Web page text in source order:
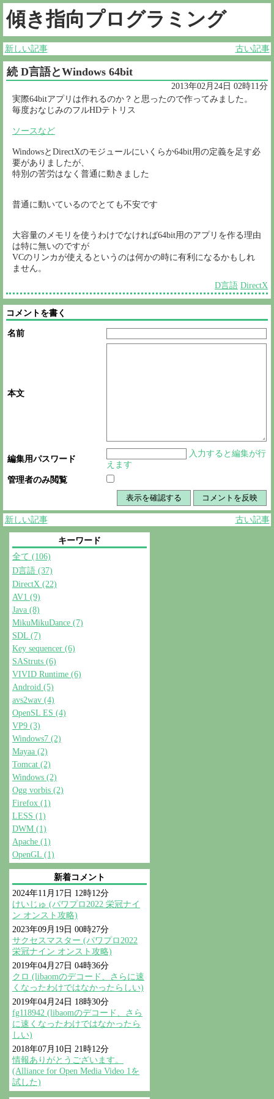
傾き指向プログラミング
新しい記事 古い記事
続 D言語とWindows 64bit
2013年02月24日 02時11分
実際64bitアプリは作れるのか？と思ったので作ってみました。
毎度おなじみのフルHDテトリス
ソースなど
WindowsとDirectXのモジュールにいくらか64bit用の定義を足す必
要がありましたが、
特別の苦労はなく普通に動きました
普通に動いているのでとても不安です
大容量のメモリを使うわけでなければ64bit用のアプリを作る理由
は特に無いのですが
VCのリンカが使えるというのは何かの時に有利になるかもしれ
ません。
D言語 DirectX
コメントを書く
名前
本文
編集用パスワード
入力すると編集が行
えます
管理者のみ閲覧
新しい記事 古い記事
キーワード
全て (106)
D言語 (37)
DirectX (22)
AV1 (9)
Java (8)
MikuMikuDance (7)
SDL (7)
Key sequencer (6)
SAStruts (6)
VIVID Runtime (6)
Android (5)
avs2wav (4)
OpenSL ES (4)
VP9 (3)
Windows7 (2)
Mayaa (2)
Tomcat (2)
Windows (2)
Ogg vorbis (2)
Firefox (1)
LESS (1)
DWM (1)
Apache (1)
OpenGL (1)
新着コメント
2024年11月17日 12時12分
けいじゅ (パワプロ2022 栄冠ナイ
ン オンスト攻略)
2023年09月19日 00時27分
サクセスマスター (パワプロ2022
栄冠ナイン オンスト攻略)
2019年04月27日 04時36分
クロ (libaomのデコード、さらに速
くなったわけではなかったらしい)
2019年04月24日 18時30分
fg118942 (libaomのデコード、さら
に速くなったわけではなかったら
しい)
2018年07月10日 21時12分
情報ありがとうございます。
(Alliance for Open Media Video 1を
試した)